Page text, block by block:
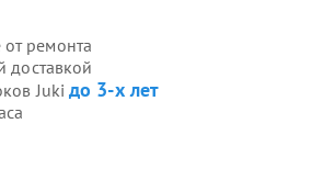
ремонта
доставкой
Juki до 3-х лет